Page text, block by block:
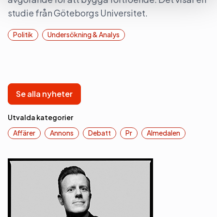
studie från Göteborgs Universitet.
Politik Undersökning & Analys
Se alla nyheter
Utvalda kategorier
Affärer
Annons Debatt Pr Almedalen